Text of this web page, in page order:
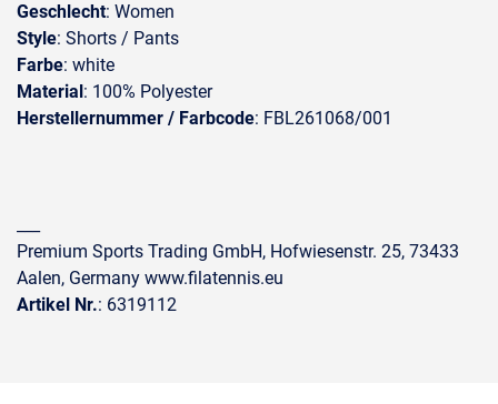
Geschlecht: Women
Style: Shorts / Pants
Farbe: white
Material: 100% Polyester
Herstellernummer / Farbcode: FBL261068/001
Premium Sports Trading GmbH, Hofwiesenstr. 25, 73433
Aalen, Germany www.filatennis.eu
Artikel Nr.: 6319112